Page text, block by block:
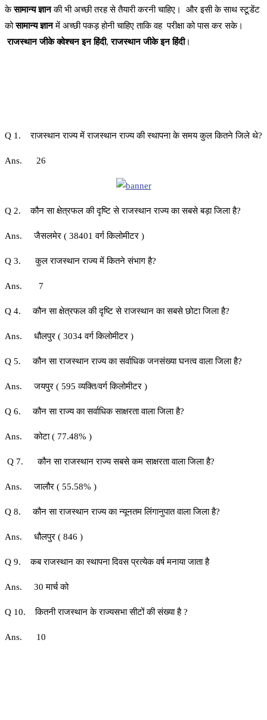
केसामान्य ज्ञानकी भी अच्छी तरह से तैयारी करनी चाहिए। और इसी के साथ स्टूडेंट
कोसामान्य ज्ञानमें अच्छी पकड़ होनी चाहिए ताकि वह परीक्षा को पास कर सके।
राजस्थान जीके क्वेश्चन इन हिंदी,राजस्थान जीके इन हिंदी।
Q 1. राजस्थान राज्य में राजस्थान राज्य की स्थापना के समय कुल कितने जिले थे?
Ans. 26
Q 2. कौन सा क्षेत्रफल की दृष्टि से राजस्थान राज्य का सबसे बड़ा जिला है?
Ans. जैसलमेर ( 38401 वर्ग किलोमीटर )
Q 3. कुल राजस्थान राज्य में कितने संभाग है?
Ans. 7
Q 4. कौन सा क्षेत्रफल की दृष्टि से राजस्थान का सबसे छोटा जिला है?
Ans. धौलपुर ( 3034 वर्ग किलोमीटर )
Q 5. कौन सा राजस्थान राज्य का सर्वाधिक जनसंख्या घनत्व वाला जिला है?
Ans. जयपुर ( 595 व्यक्ति/वर्ग किलोमीटर )
Q 6. कौन सा राज्य का सर्वाधिक साक्षरता वाला जिला है?
Ans. कोटा ( 77.48% )
Q 7. कौन सा राजस्थान राज्य सबसे कम साक्षरता वाला जिला है?
Ans. जालौर ( 55.58% )
Q 8. कौन सा राजस्थान राज्य का न्यूनतम लिंगानुपात वाला जिला है?
Ans. धौलपुर ( 846 )
Q 9. कब राजस्थान का स्थापना दिवस प्रत्येक वर्ष मनाया जाता है
Ans. 30 मार्च को
Q 10. कितनी राजस्थान के राज्यसभा सीटों की संख्या है ?
Ans. 10